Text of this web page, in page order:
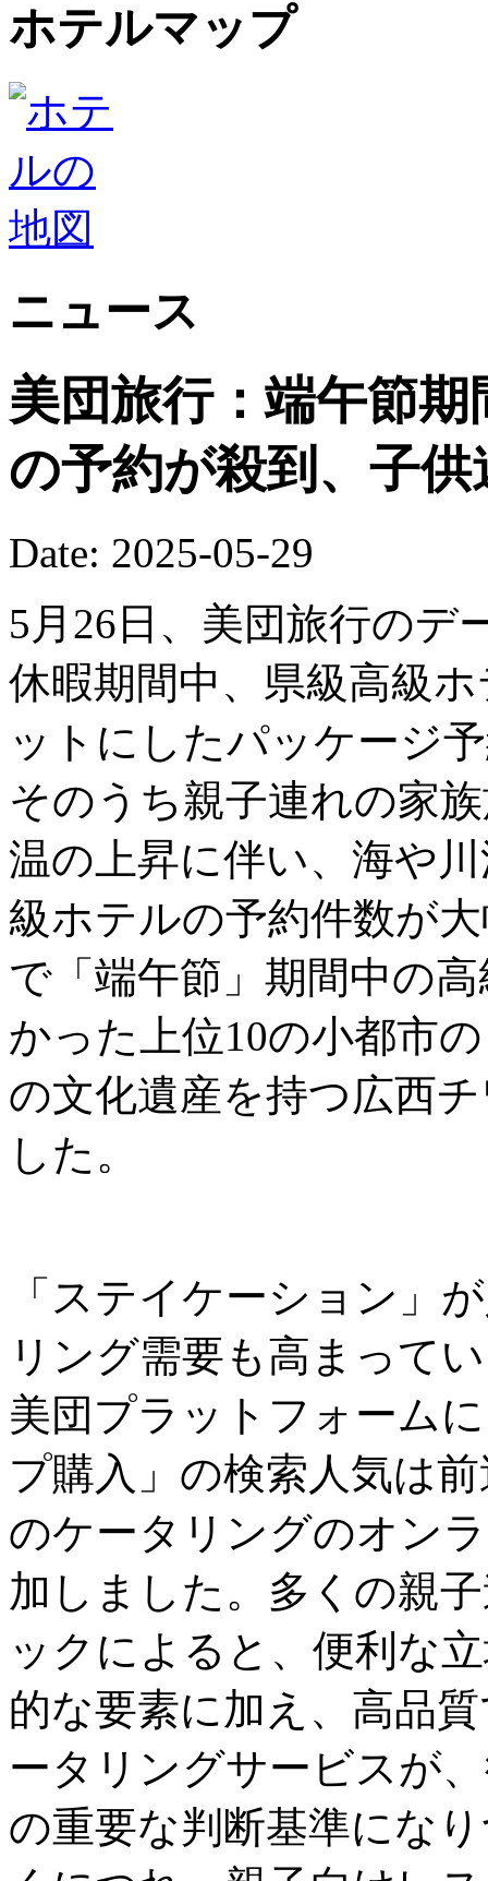
ホテルマップ
ニュース
美団旅行：端午節
の予約が殺到、子
Date: 2025-05-29
5月26日、美団旅行のデ
休暇期間中、県級高級
ットにしたパッケージ
そのうち親子連れの家
温の上昇に伴い、海や
級ホテルの予約件数が
で「端午節」期間中の
かった上位10の小都市
の文化遺産を持つ広西
した。
「ステイケーション」
リング需要も高まって
美団プラットフォーム
プ購入」の検索人気は
のケータリングのオン
加しました。多くの親
ックによると、便利な
的な要素に加え、高品
ータリングサービスが
の重要な判断基準にな